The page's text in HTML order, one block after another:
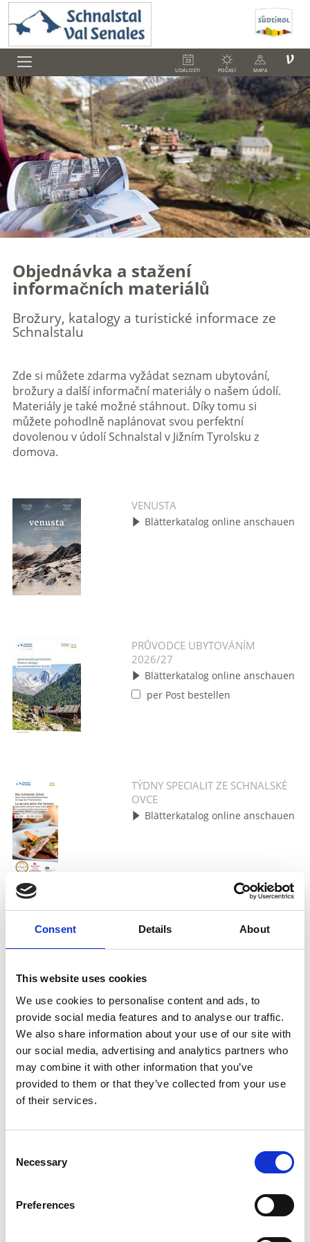
Consent Details About
This website uses cookies
We use cookies to personalise content and ads, to
provide social media features and to analyse our traffic.
We also share information about your use of our site with
our social media, advertising and analytics partners who
may combine it with other information that you’ve
provided to them or that they’ve collected from your use
of their services.
Selection
Necessary
Preferences
UDÁLOSTI POČASÍ MAPA
V
Objednávka a stažení
informačních materiálů
Brožury, katalogy a turistické informace ze
Schnalstalu
Zde si můžete zdarma vyžádat seznam ubytování,
brožury a další informační materiály o našem údolí.
Materiály je také možné stáhnout. Díky tomu si
můžete pohodlně naplánovat svou perfektní
dovolenou v údolí Schnalstal v Jižním Tyrolsku z
domova.
VENUSTA
Blätterkatalog online anschauen
PRŮVODCE UBYTOVÁNÍM
2026/27
Blätterkatalog online anschauen
per Post bestellen
TÝDNY SPECIALIT ZE SCHNALSKÉ
OVCE
Blätterkatalog online anschauen
per Post bestellen
SILENTIUM
Blätterkatalog online anschauen
per Post bestellen
Blätterkatalog online anschauen